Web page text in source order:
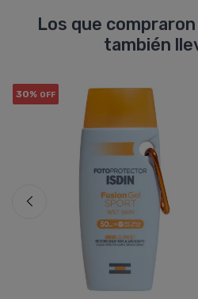
Los que
también
30% OFF